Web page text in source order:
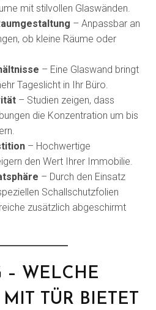
mit stilvollen Glaswänden.
– Anpassbar an
ob kleine Räume oder
– Eine Glaswand bringt
Tageslicht in Ihr Büro.
– Studien zeigen, dass
die Konzentration um bis
– Hochwertige
den Wert Ihrer Immobilie.
– Durch den Einsatz
Schallschutzfolien
zusätzlich abgeschirmt
– WELCHE
TÜR BIETET